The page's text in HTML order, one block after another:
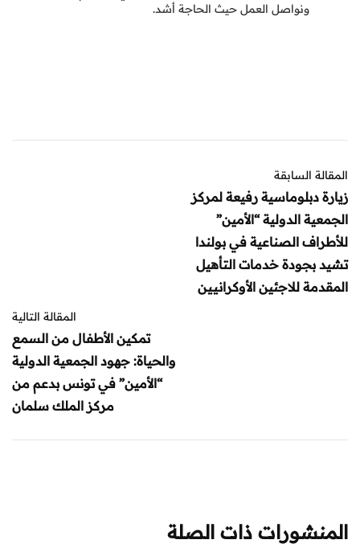
ونواصل العمل حيث الحاجة أشد.
المقالة السابقة
زيارة دبلوماسية رفيعة لمركز
الجمعية الدولية “الأمين”
للأطراف الصناعية في بولندا
تشيد بجودة خدمات التأهيل
المقدمة للاجئين الأوكرانيين
المقالة التالية
تمكين الأطفال من السمع
والحياة: جهود الجمعية الدولية
“الأمين” في تونس بدعم من
مركز الملك سلمان
المنشورات ذات الصلة